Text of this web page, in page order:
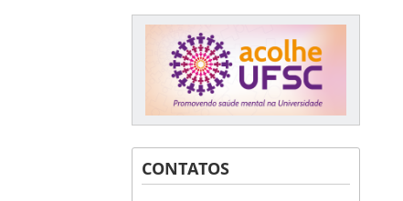
CONTATOS